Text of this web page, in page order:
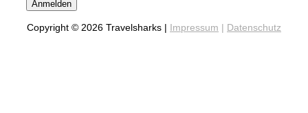
Anmelden
Copyright © 2026 Travelsharks | Impressum | Datenschutz